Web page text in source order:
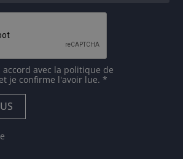
avec la politique de
et je confirme l'avoir lue. *